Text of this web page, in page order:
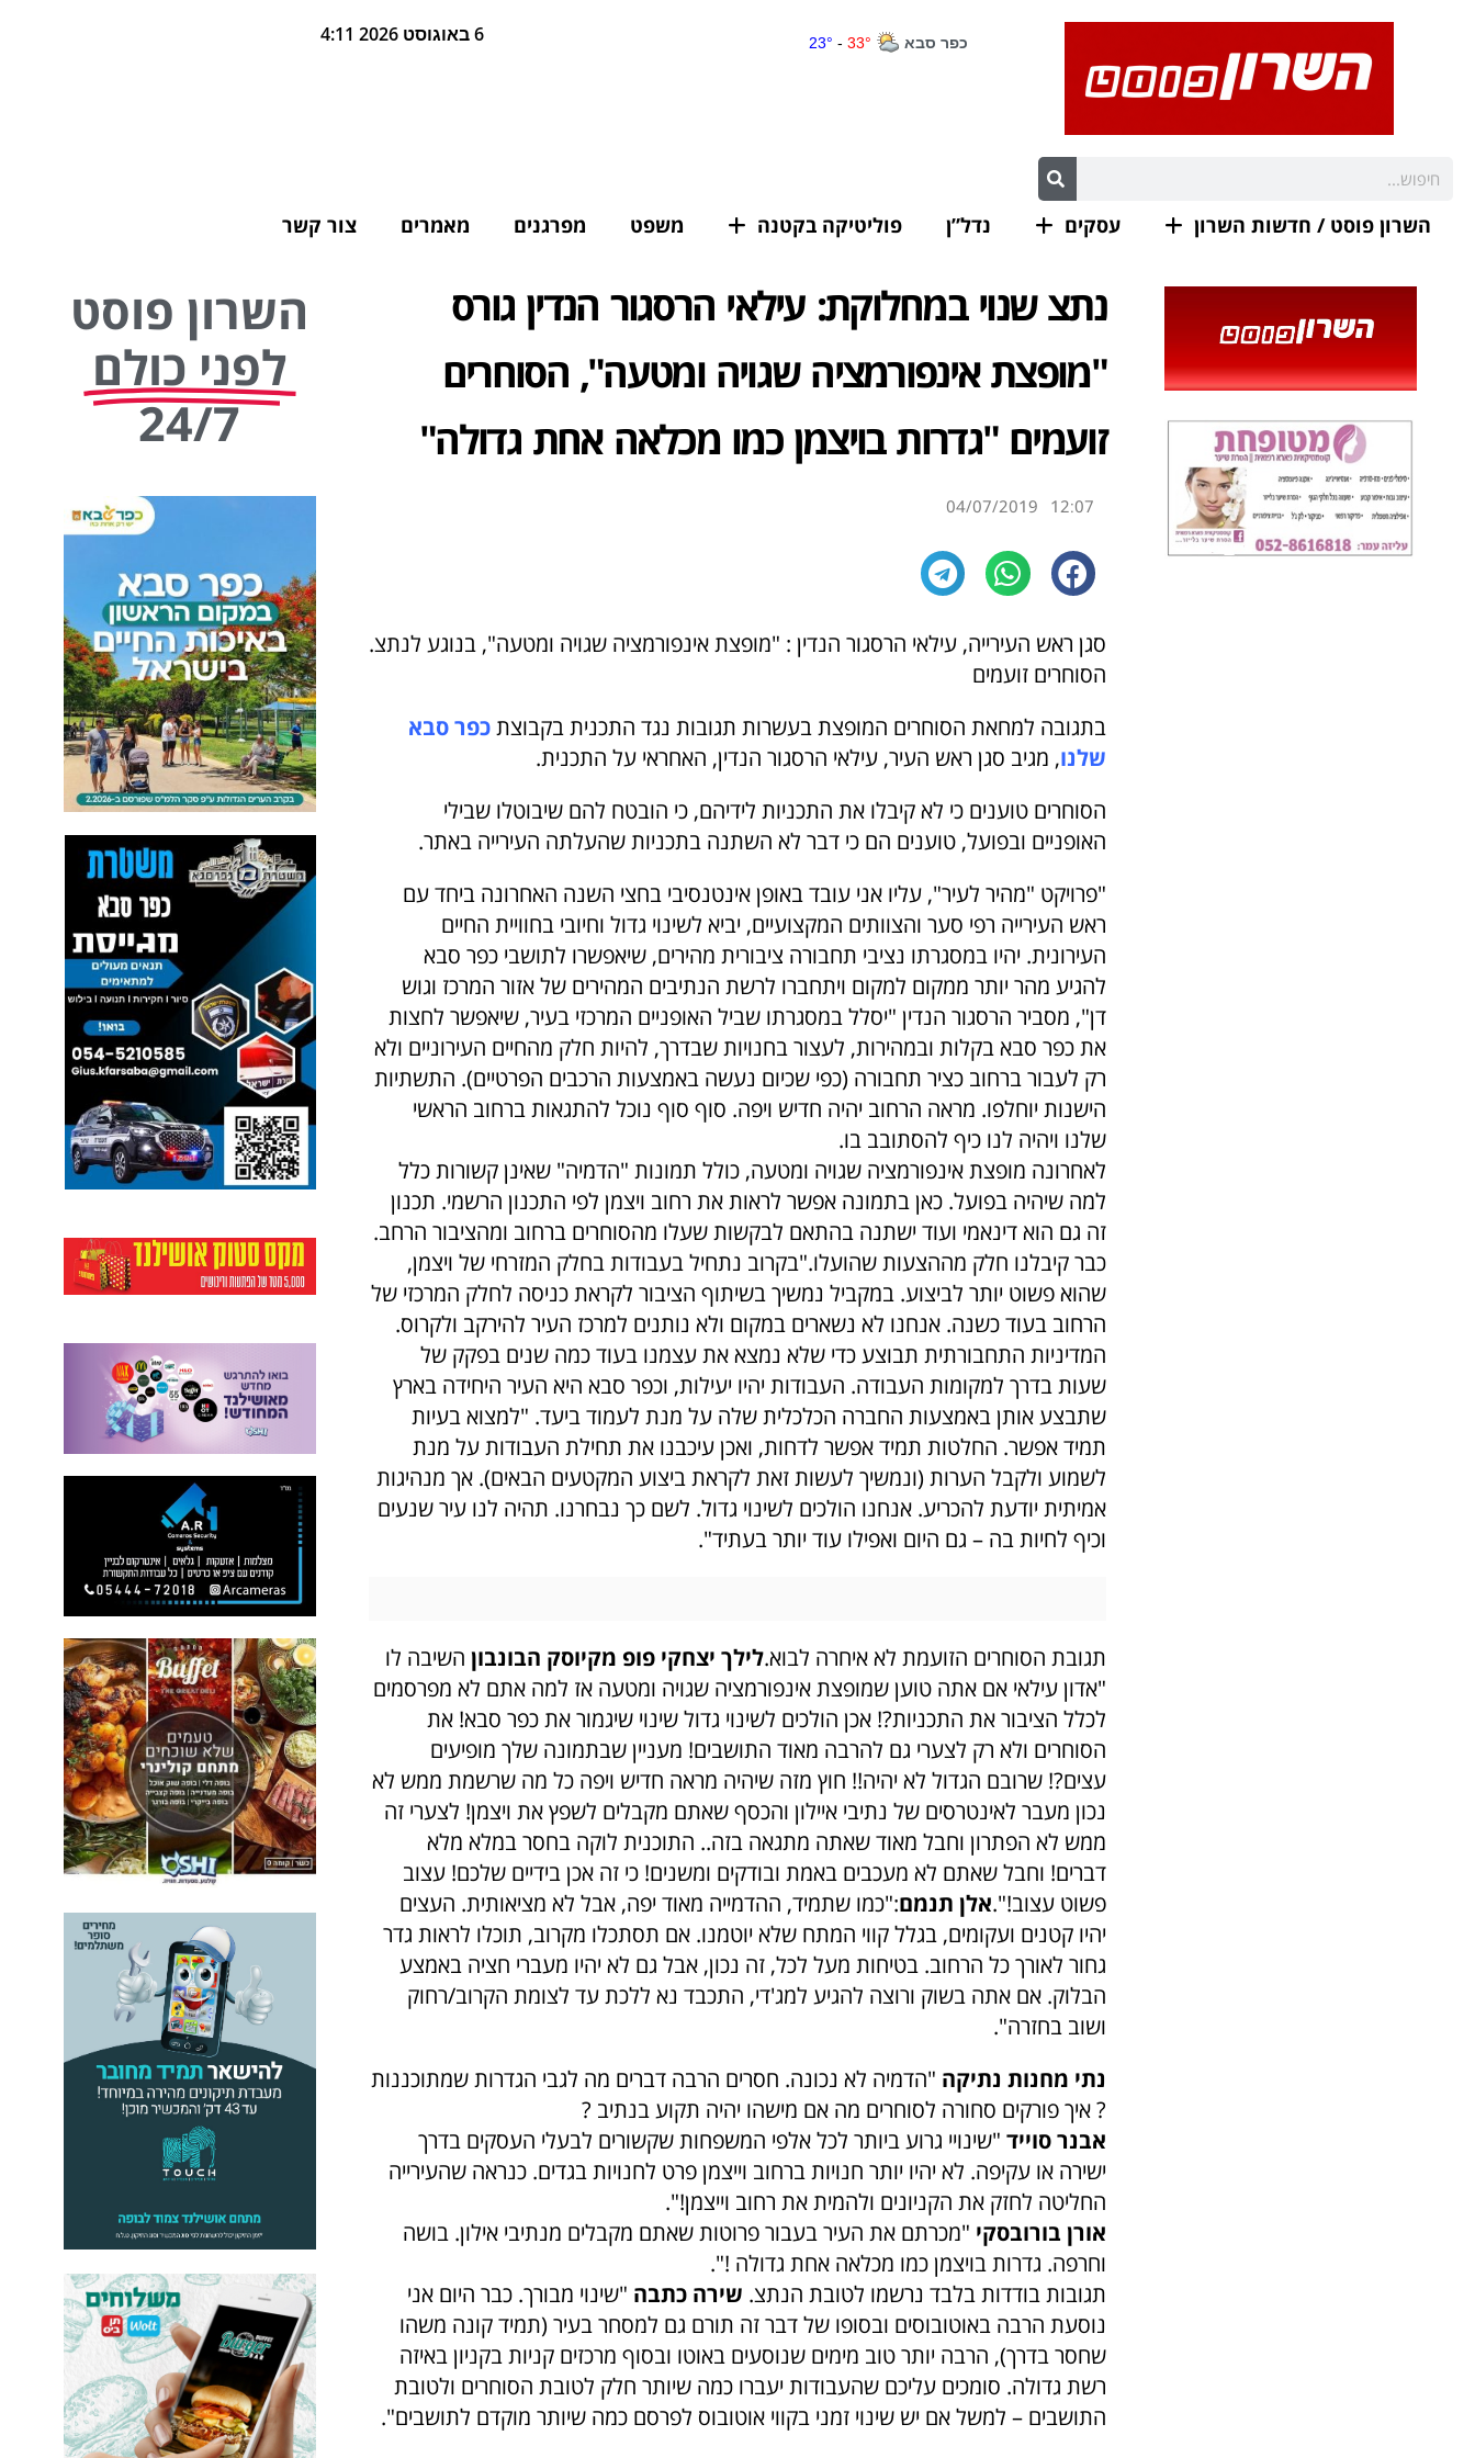
6 באוגוסט 2026 4:11
השרון פוסט / חדשות השרון עסקים נדל”ן פוליטיקה בקטנה משפט מפרגנים מאמרים צור קשר
נתצ שנוי במחלוקת: עילאי הרסגור הנדין גורס
"מופצת אינפורמציה שגויה ומטעה", הסוחרים
זועמים "גדרות בויצמן כמו מכלאה אחת גדולה"
12:07
04/07/2019
סגן ראש העירייה, עילאי הרסגור הנדין : "מופצת אינפורמציה שגויה ומטעה", בנוגע לנתצ.
הסוחרים זועמים
בתגובה למחאת הסוחרים המופצת בעשרות תגובות נגד התכנית בקבוצתכפר סבא
שלנו, מגיב סגן ראש העיר, עילאי הרסגור הנדין, האחראי על התכנית.
הסוחרים טוענים כי לא קיבלו את התכניות לידיהם, כי הובטח להם שיבוטלו שבילי
האופניים ובפועל, טוענים הם כי דבר לא השתנה בתכניות שהעלתה העירייה באתר.
"פרויקט "מהיר לעיר", עליו אני עובד באופן אינטנסיבי בחצי השנה האחרונה ביחד עם
ראש העירייה רפי סער והצוותים המקצועיים, יביא לשינוי גדול וחיובי בחוויית החיים
העירונית. יהיו במסגרתו נציבי תחבורה ציבורית מהירים, שיאפשרו לתושבי כפר סבא
להגיע מהר יותר ממקום למקום ויתחברו לרשת הנתיבים המהירים של אזור המרכז וגוש
דן", מסביר הרסגור הנדין "יסלל במסגרתו שביל האופניים המרכזי בעיר, שיאפשר לחצות
את כפר סבא בקלות ובמהירות, לעצור בחנויות שבדרך, להיות חלק מהחיים העירוניים ולא
רק לעבור ברחוב כציר תחבורה (כפי שכיום נעשה באמצעות הרכבים הפרטיים). התשתיות
הישנות יוחלפו. מראה הרחוב יהיה חדיש ויפה. סוף סוף נוכל להתגאות ברחוב הראשי
שלנו ויהיה לנו כיף להסתובב בו.
לאחרונה מופצת אינפורמציה שגויה ומטעה, כולל תמונות "הדמיה" שאינן קשורות כלל
למה שיהיה בפועל. כאן בתמונה אפשר לראות את רחוב ויצמן לפי התכנון הרשמי. תכנון
זה גם הוא דינאמי ועוד ישתנה בהתאם לבקשות שעלו מהסוחרים ברחוב ומהציבור הרחב.
כבר קיבלנו חלק מההצעות שהועלו."בקרוב נתחיל בעבודות בחלק המזרחי של ויצמן,
שהוא פשוט יותר לביצוע. במקביל נמשיך בשיתוף הציבור לקראת כניסה לחלק המרכזי של
הרחוב בעוד כשנה. אנחנו לא נשארים במקום ולא נותנים למרכז העיר להירקב ולקרוס.
המדיניות התחבורתית תבוצע כדי שלא נמצא את עצמנו בעוד כמה שנים בפקק של
שעות בדרך למקומות העבודה. העבודות יהיו יעילות, וכפר סבא היא העיר היחידה בארץ
שתבצע אותן באמצעות החברה הכלכלית שלה על מנת לעמוד ביעד. "למצוא בעיות
תמיד אפשר. החלטות תמיד אפשר לדחות, ואכן עיכבנו את תחילת העבודות על מנת
לשמוע ולקבל הערות (ונמשיך לעשות זאת לקראת ביצוע המקטעים הבאים). אך מנהיגות
אמיתית יודעת להכריע. אנחנו הולכים לשינוי גדול. לשם כך נבחרנו. תהיה לנו עיר שנעים
וכיף לחיות בה – גם היום ואפילו עוד יותר בעתיד".
תגובת הסוחרים הזועמת לא איחרה לבוא.לילך יצחקי פופ מקיוסק הבונבון השיבה לו
"אדון עילאי אם אתה טוען שמופצת אינפורמציה שגויה ומטעה אז למה אתם לא מפרסמים
לכלל הציבור את התכניות?! אכן הולכים לשינוי גדול שינוי שיגמור את כפר סבא! את
הסוחרים ולא רק לצערי גם להרבה מאוד התושבים! מעניין שבתמונה שלך מופיעים
עצים?! שרובם הגדול לא יהיה!! חוץ מזה שיהיה מראה חדיש ויפה כל מה שרשמת ממש לא
נכון מעבר לאינטרסים של נתיבי איילון והכסף שאתם מקבלים לשפץ את ויצמן! לצערי זה
ממש לא הפתרון וחבל מאוד שאתה מתגאה בזה.. התוכנית לוקה בחסר במלא מלא
דברים! וחבל שאתם לא מעכבים באמת ובודקים ומשנים! כי זה אכן בידיים שלכם! עצוב
פשוט עצוב!".אלן תנמם:"כמו שתמיד, ההדמייה מאוד יפה, אבל לא מציאותית. העצים
יהיו קטנים ועקומים, בגלל קווי המתח שלא יוטמנו. אם תסתכלו מקרוב, תוכלו לראות גדר
גחור לאורך כל הרחוב. בטיחות מעל לכל, זה נכון, אבל גם לא יהיו מעברי חציה באמצע
הבלוק. אם אתה בשוק ורוצה להגיע למג'די, התכבד נא ללכת עד לצומת הקרוב/רחוק
ושוב בחזרה".
נתי מחנות נתיקה "הדמיה לא נכונה. חסרים הרבה דברים מה לגבי הגדרות שמתוכננות
? איך פורקים סחורה לסוחרים מה אם מישהו יהיה תקוע בנתיב ?
אבנר סוייד "שינויי גרוע ביותר לכל אלפי המשפחות שקשורים לבעלי העסקים בדרך
ישירה או עקיפה. לא יהיו יותר חנויות ברחוב וייצמן פרט לחנויות בגדים. כנראה שהעירייה
החליטה לחזק את הקניונים ולהמית את רחוב וייצמן!".
אורן בורובסקי "מכרתם את העיר בעבור פרוטות שאתם מקבלים מנתיבי אילון. בושה
וחרפה. גדרות בויצמן כמו מכלאה אחת גדולה !".
תגובות בודדות בלבד נרשמו לטובת הנתצ. שירה כתבה "שינוי מבורך. כבר היום אני
נוסעת הרבה באוטובוסים ובסופו של דבר זה תורם גם למסחר בעיר (תמיד קונה משהו
שחסר בדרך), הרבה יותר טוב מימים שנוסעים באוטו ובסוף מרכזים קניות בקניון באיזה
רשת גדולה. סומכים עליכם שהעבודות יעברו כמה שיותר חלק לטובת הסוחרים ולטובת
התושבים – למשל אם יש שינוי זמני בקווי אוטובוס לפרסם כמה שיותר מוקדם לתושבים".
השרון פוסט
לפני כולם
24/7